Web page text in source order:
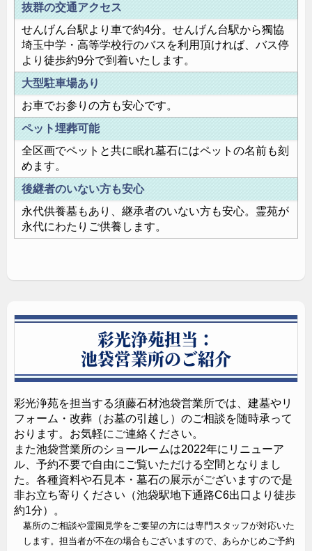
抜群の交通アクセス
せんげん台駅より車で約4分。せんげん台駅から獨協
埼玉中学・高等学校行のバスを利用頂ければ、バス停
より徒歩約9分で到着いたします。
大型駐車場あり
お車でお参りの方も安心です。
ペット埋葬可能
全区画でペットと共に眠れ墓石にはペットの名前も刻
めます。
後継者のいない方も安心
永代供養墓もあり、継承者のいない方も安心。霊苑が
永代にわたりご供養します。
彩光浄苑担当：
池袋営業所のご紹介
彩光浄苑を担当する須藤石材池袋営業所では、建墓やリ
フォーム・改葬（お墓の引越し）のご相談を随時承って
おります。お気軽にご連絡ください。
また池袋営業所のショールームは2022年にリニューア
ル、予約不要で自由にご覧いただける空間となりまし
た。各種資料や石見本・墓石の展示がございますので是
非お立ち寄りください（池袋駅地下通路C6出口より徒歩
約1分）。
墓所のご相談や霊園見学をご要望の方には専門スタッフが対応いた
します。担当者が不在の場合もございますので、あらかじめご予約